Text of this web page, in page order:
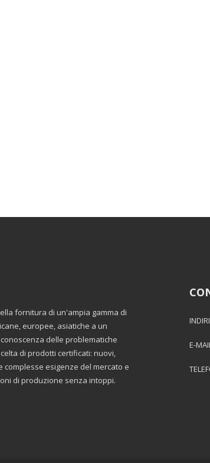
fornitura di un'ampia gamma di
europee, asiatiche a un
delle problematiche
di prodotti certificati: nuovi,
esigenze del mercato e
di produzione senza intoppi.
E-